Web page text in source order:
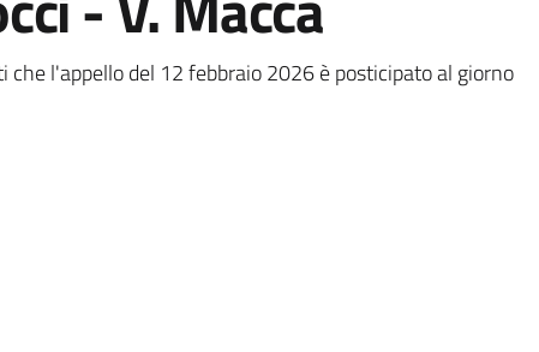
l'appello del 12 febbraio 2026 è posticipato al giorno